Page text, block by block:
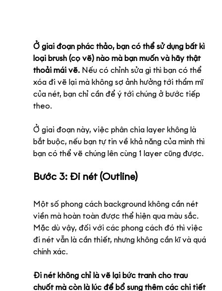
Ở giai đoạn phác thảo, bạn có thể sử dụng bất kì
loại brush (cọ vẽ) nào mà bạn muốn và hãy thật
thoải mái vẽ. Nếu có chỉnh sửa gì thì bạn có thể
xóa đi vẽ lại mà không sợ ảnh hưởng tới thẩm mĩ
của nét, bạn chỉ cần để ý tới chúng ở bước tiếp
theo.
Ở giai đoạn này, việc phân chia layer không là
bắt buộc, nếu bạn tự tin về khả năng của mình thì
bạn có thể vẽ chúng lên cùng 1 layer cũng được.
Bước 3: Đi nét (Outline)
Một số phong cách background không cần nét
viền mà hoàn toàn được thể hiện qua màu sắc.
Mặc dù vậy, đối với các phong cách đó thì việc
đi nét vẫn là cần thiết, nhưng không cần kĩ và quá
chính xác.
Đi nét không chỉ là vẽ lại bức tranh cho trau
chuốt mà còn là lúc để bổ sung thêm các chi tiết